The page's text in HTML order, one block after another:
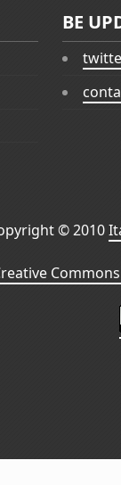
BE
© 2010